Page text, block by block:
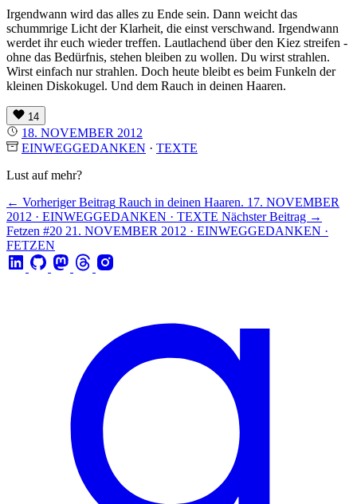
Irgendwann wird das alles zu Ende sein. Dann weicht das
schummrige Licht der Klarheit, die einst verschwand. Irgendwann
werdet ihr euch wieder treffen. Lautlachend über den Kiez streifen -
ohne das Bedürfnis, stehen bleiben zu wollen. Du wirst strahlen.
Wirst einfach nur strahlen. Doch heute bleibt es beim Funkeln der
kleinen Diskokugel. Und dem Rauch in deinen Haaren.
14
18. NOVEMBER 2012
EINWEGGEDANKEN · TEXTE
Lust auf mehr?
← Vorheriger Beitrag Rauch in deinen Haaren. 17. NOVEMBER
2012 · EINWEGGEDANKEN · TEXTE Nächster Beitrag →
Fetzen #20 21. NOVEMBER 2012 · EINWEGGEDANKEN ·
FETZEN